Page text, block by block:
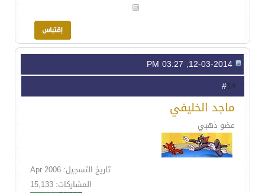
14
ماجد الخليفي
عضو ذهبي
تاريخ التسجيل: Apr 2006
المشاركات: 15,133